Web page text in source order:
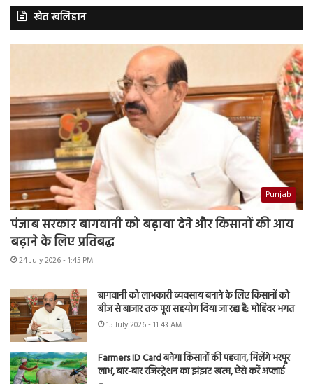
खेत खलिहान
Punjab
पंजाब सरकार बागवानी को बढ़ावा देने और किसानों की आय
बढ़ाने के लिए प्रतिबद्ध
24 July 2026 - 1:45 PM
बागवानी को लाभकारी व्यवसाय बनाने के लिए किसानों को
बीज से बाजार तक पूरा सहयोग दिया जा रहा है: मोहिंदर भगत
15 July 2026 - 11:43 AM
Farmers ID Card बनेगा किसानों की पहचान, मिलेंगे भरपूर
लाभ, बार-बार रजिस्ट्रेशन का झंझट खत्म, ऐसे करें अप्लाई